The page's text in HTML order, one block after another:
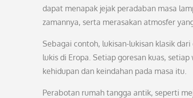
dapat menapak jejak peradaban masa
zamannya, serta merasakan atmosfer
Sebagai contoh, lukisan-lukisan klasik
lukis di Eropa. Setiap goresan kuas,
kehidupan dan keindahan pada masa itu.
Perabotan rumah tangga antik, seperti